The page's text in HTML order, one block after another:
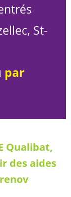
St-
par
Qualibat,
des aides